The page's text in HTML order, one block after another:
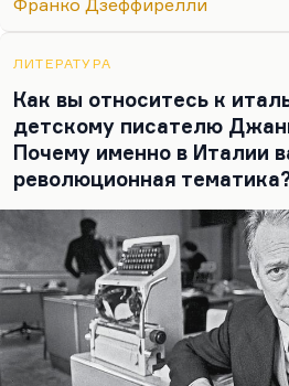
господи. Но величайшее,
которая не имеет себе
остальные его произведения
не понимал, что находят в
«Туманных звездах
Франко Дзеффирелли
ЛИТЕРАТУРА
Как вы относитесь к
детскому писателю
Почему именно в Италии
революционная